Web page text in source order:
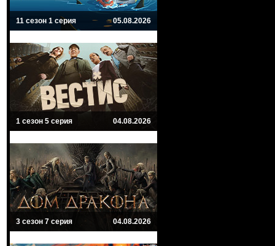
11 сезон 1 серия 05.08.2026
1 сезон 5 серия 04.08.2026
3 сезон 7 серия 04.08.2026